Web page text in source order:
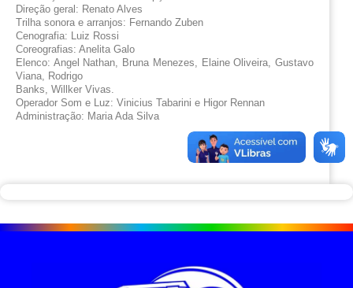
Direção geral: Renato Alves
Trilha sonora e arranjos: Fernando Zuben
Cenografia: Luiz Rossi
Coreografias: Anelita Galo
Elenco: Angel Nathan, Bruna Menezes, Elaine Oliveira, Gustavo
Viana, Rodrigo
Banks, Willker Vivas.
Operador Som e Luz: Vinicius Tabarini e Higor Rennan
Administração: Maria Ada Silva